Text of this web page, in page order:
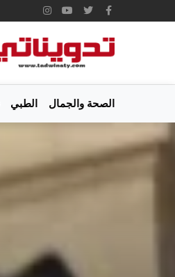
الصحة والجمال الطبي